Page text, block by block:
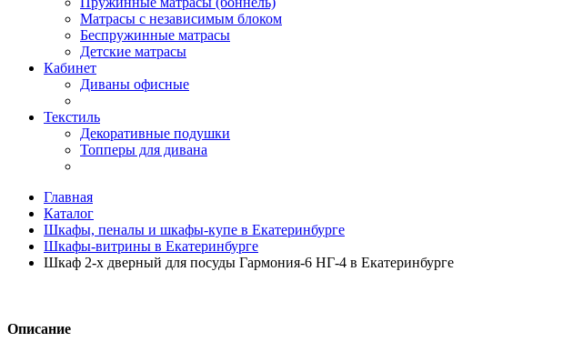
Матрасы с независимым блоком
Беспружинные матрасы
Детские матрасы
Кабинет
Диваны офисные
Текстиль
Декоративные подушки
Топперы для дивана
Главная
Каталог
Шкафы, пеналы и шкафы-купе в Екатеринбурге
Шкафы-витрины в Екатеринбурге
Шкаф 2-х дверный для посуды Гармония-6 НГ-4 в Екатеринбурге
Описание